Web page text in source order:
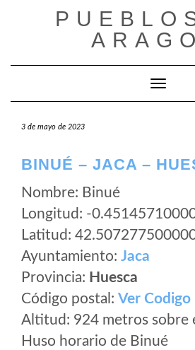
Cambiar
3 de mayo de 2023
BINUÉ – JACA –
Nombre: Binué
Longitud: -
Latitud:
Ayuntamiento: Jaca
Provincia: Huesca
Código postal: Ver Codigo
Altitud: 924 metros sobre
Huso horario de Binué